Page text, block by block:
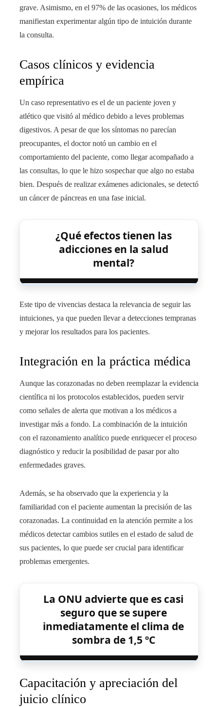
grave. Asimismo, en el 97% de las ocasiones, los médicos
manifiestan experimentar algún tipo de intuición durante
la consulta.
Casos clínicos y evidencia
empírica
Un caso representativo es el de un paciente joven y
atlético que visitó al médico debido a leves problemas
digestivos. A pesar de que los síntomas no parecían
preocupantes, el doctor notó un cambio en el
comportamiento del paciente, como llegar acompañado a
las consultas, lo que le hizo sospechar que algo no estaba
bien. Después de realizar exámenes adicionales, se detectó
un cáncer de páncreas en una fase inicial.
¿Qué efectos tienen las
adicciones en la salud
mental?
Este tipo de vivencias destaca la relevancia de seguir las
intuiciones, ya que pueden llevar a detecciones tempranas
y mejorar los resultados para los pacientes.
Integración en la práctica médica
Aunque las corazonadas no deben reemplazar la evidencia
científica ni los protocolos establecidos, pueden servir
como señales de alerta que motivan a los médicos a
investigar más a fondo. La combinación de la intuición
con el razonamiento analítico puede enriquecer el proceso
diagnóstico y reducir la posibilidad de pasar por alto
enfermedades graves.
Además, se ha observado que la experiencia y la
familiaridad con el paciente aumentan la precisión de las
corazonadas. La continuidad en la atención permite a los
médicos detectar cambios sutiles en el estado de salud de
sus pacientes, lo que puede ser crucial para identificar
problemas emergentes.
La ONU advierte que es casi
seguro que se supere
inmediatamente el clima de
sombra de 1,5 ºC
Capacitación y apreciación del
juicio clínico